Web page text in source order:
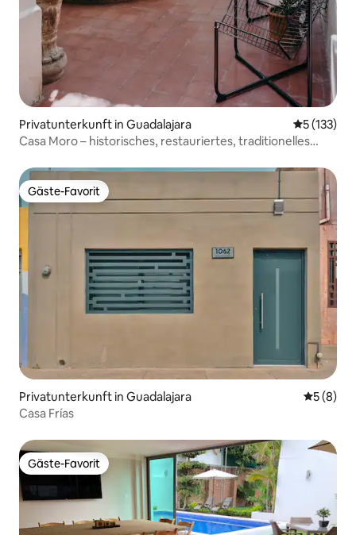
Privatunterkunft in Guadalajara
5 (133)
Casa Moro – historisches, restauriertes, traditionelles
Gäste-Favorit
Gäste-Favorit
Privatunterkunft in Guadalajara
5 (8)
Casa Frías
Gäste-Favorit
Gäste-Favorit